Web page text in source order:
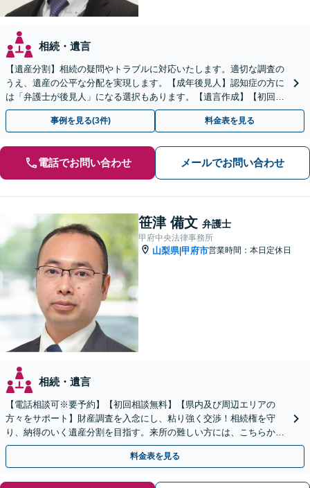
相続・遺言
【遺産分割】相続の疑問やトラブルに対応いたします。適切な調査の
うえ、遺産の公平な分配を実現します。【成年後見人】認知症の方に
は「弁護士が後見人」になる選択もあります。【遺言作成】【初回面
談無料】
事例を見る(3件) 料金表を見る
電話でお問い合わせ メールでお問い合わせ
笹津 備文 弁護士
甲府中央法律事務所
山梨県|甲府市営業時間：本日定休日
相続・遺言
【電話相談可※要予約】【初回相談無料】【県内及び周辺エリアの
方々をサポート】財産調査を入念にし、粘り強く交渉！相続権を守
り、納得のいく遺産分割を目指す。来所の難しい方には、こちらから
訪問！遺留分侵害額請求／遺言書作成【出張サービス】
料金表を見る